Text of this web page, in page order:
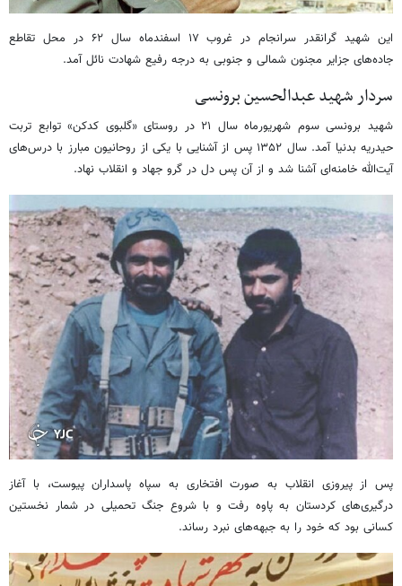
این شهید گرانقدر سرانجام در غروب ۱۷ اسفندماه سال ۶۲ در محل تقاطع
جاده‌های جزایر مجنون شمالی و جنوبی به درجه رفیع شهادت نائل آمد.
سردار شهید عبدالحسین برونسی
شهید برونسی سوم شهریورماه سال ۲۱ در روستای «گلبوی کدکن» توابع تربت
حیدریه بدنیا آمد. سال ۱۳۵۲ پس از آشنایی با یکی از روحانیون مبارز با درس‌های
آیت‌الله خامنه‌ای آشنا شد و از آن پس دل در گرو جهاد و انقلاب نهاد.
پس از پیروزی انقلاب به صورت افتخاری به سپاه پاسداران پیوست، با آغاز
درگیری‌های کردستان به پاوه رفت و با شروع جنگ تحمیلی در شمار نخستین
کسانی بود که خود را به جبهه‌های نبرد رساند.